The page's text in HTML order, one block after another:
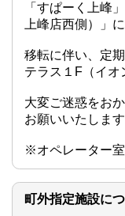
「すぱーく上峰
上峰店西側）」
移転に伴い、定
テラス１F（イオ
大変ご迷惑をお
お願いいたします
※オペレーター室
町外指定施設に